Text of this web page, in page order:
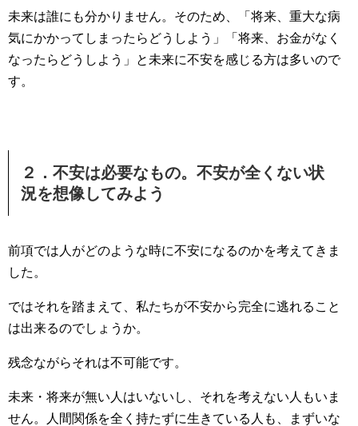
未来は誰にも分かりません。そのため、「将来、重大な病
気にかかってしまったらどうしよう」「将来、お金がなく
なったらどうしよう」と未来に不安を感じる方は多いので
す。
２．不安は必要なもの。不安が全くない状
況を想像してみよう
前項では人がどのような時に不安になるのかを考えてきま
した。
ではそれを踏まえて、私たちが不安から完全に逃れること
は出来るのでしょうか。
残念ながらそれは不可能です。
未来・将来が無い人はいないし、それを考えない人もいま
せん。人間関係を全く持たずに生きている人も、まずいな